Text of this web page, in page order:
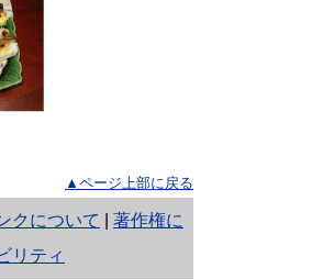
▲ページ上部に戻る
クについて
著作権に
リティ